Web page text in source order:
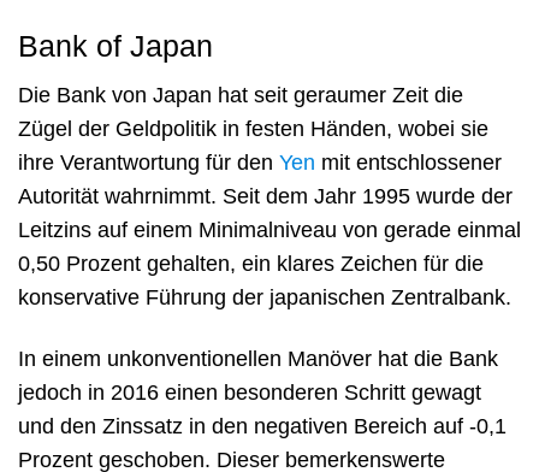
Bank of Japan
Die Bank von Japan hat seit geraumer Zeit die
Zügel der Geldpolitik in festen Händen, wobei sie
ihre Verantwortung für den Yen mit entschlossener
Autorität wahrnimmt. Seit dem Jahr 1995 wurde der
Leitzins auf einem Minimalniveau von gerade einmal
0,50 Prozent gehalten, ein klares Zeichen für die
konservative Führung der japanischen Zentralbank.
In einem unkonventionellen Manöver hat die Bank
jedoch in 2016 einen besonderen Schritt gewagt
und den Zinssatz in den negativen Bereich auf -0,1
Prozent geschoben. Dieser bemerkenswerte